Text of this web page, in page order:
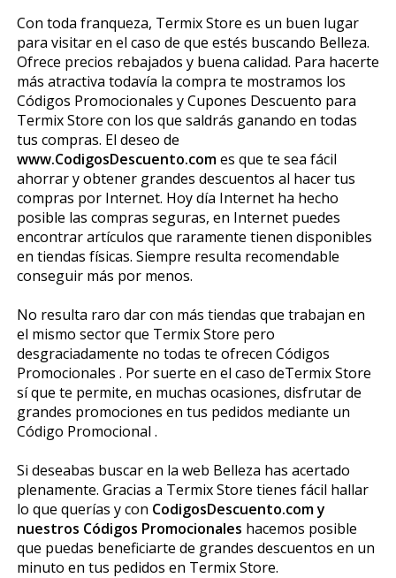
Con toda franqueza, Termix Store es un buen lugar
para visitar en el caso de que estés buscando Belleza.
Ofrece precios rebajados y buena calidad. Para hacerte
más atractiva todavía la compra te mostramos los
Códigos Promocionales y Cupones Descuento para
Termix Store con los que saldrás ganando en todas
tus compras. El deseo de
www.CodigosDescuento.comes que te sea fácil
ahorrar y obtener grandes descuentos al hacer tus
compras por Internet. Hoy día Internet ha hecho
posible las compras seguras, en Internet puedes
encontrar artículos que raramente tienen disponibles
en tiendas físicas. Siempre resulta recomendable
conseguir más por menos.
No resulta raro dar con más tiendas que trabajan en
el mismo sector que Termix Store pero
desgraciadamente no todas te ofrecen Códigos
Promocionales . Por suerte en el caso deTermix Store
sí que te permite, en muchas ocasiones, disfrutar de
grandes promociones en tus pedidos mediante un
Código Promocional .
Si deseabas buscar en la web Belleza has acertado
plenamente. Gracias a Termix Store tienes fácil hallar
lo que querías y con CodigosDescuento.com y
nuestros Códigos Promocionales hacemos posible
que puedas beneficiarte de grandes descuentos en un
minuto en tus pedidos en Termix Store.